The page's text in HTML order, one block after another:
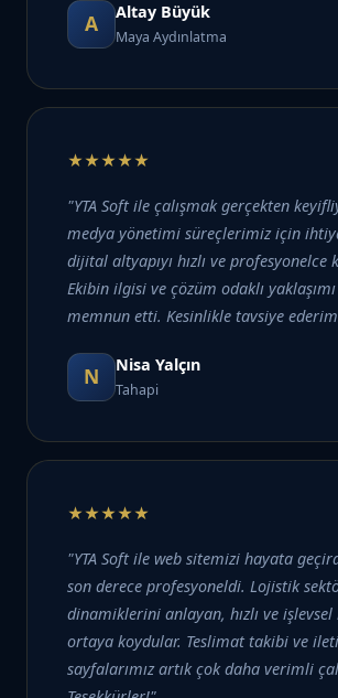
A Altay Büyük
Maya Aydınlatma
★★★★★
"YTA Soft ile çalışmak gerçekten
medya yönetimi süreçlerimiz için
dijital altyapıyı hızlı ve profesyonelce
Ekibin ilgisi ve çözüm odaklı
memnun etti. Kesinlikle tavsiye
N Nisa Yalçın
Tahapi
★★★★★
"YTA Soft ile web sitemizi hayata
son derece profesyoneldi. Lojistik
dinamiklerini anlayan, hızlı ve
ortaya koydular. Teslimat takibi ve
sayfalarımız artık çok daha verimli